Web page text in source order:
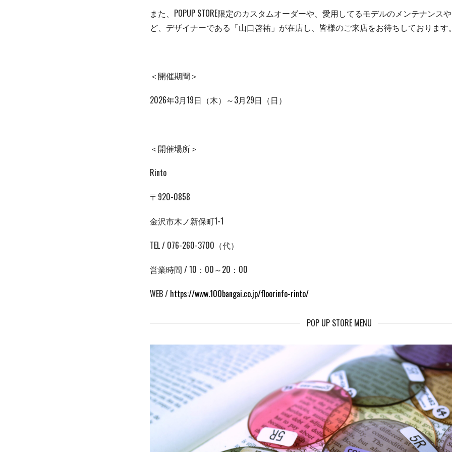
また、POPUP STORE限定のカスタムオーダーや、愛用してるモデルのメンテナンス
ど、デザイナーである「山口啓祐」が在店し、皆様のご来店をお待ちしております。
＜開催期間＞
2026年3月19日（木）～3月29日（日）
＜開催場所＞
Rinto
〒920-0858
金沢市木ノ新保町1-1
TEL / 076-260-3700（代）
営業時間 / 10：00～20：00
WEB / https://www.100bangai.co.jp/floorinfo-rinto/
POP UP STORE MENU